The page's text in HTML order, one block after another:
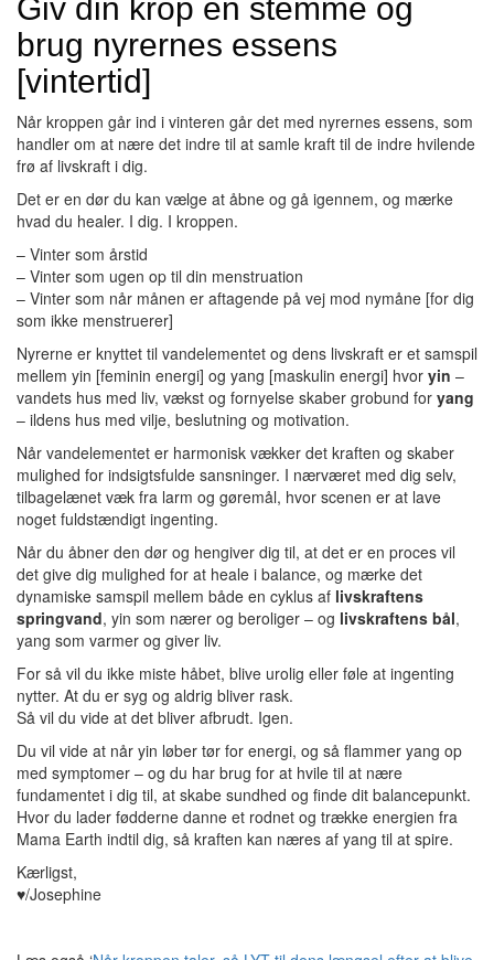
Giv din krop en stemme og
brug nyrernes essens
[vintertid]
Når kroppen går ind i vinteren går det med nyrernes essens, som
handler om at nære det indre til at samle kraft til de indre hvilende
frø af livskraft i dig.
Det er en dør du kan vælge at åbne og gå igennem, og mærke
hvad du healer. I dig. I kroppen.
– Vinter som årstid
– Vinter som ugen op til din menstruation
– Vinter som når månen er aftagende på vej mod nymåne [for dig
som ikke menstruerer]
Nyrerne er knyttet til vandelementet og dens livskraft er et samspil
mellem yin [feminin energi] og yang [maskulin energi] hvor yin –
vandets hus med liv, vækst og fornyelse skaber grobund for yang
– ildens hus med vilje, beslutning og motivation.
Når vandelementet er harmonisk vækker det kraften og skaber
mulighed for indsigtsfulde sansninger. I nærværet med dig selv,
tilbagelænet væk fra larm og gøremål, hvor scenen er at lave
noget fuldstændigt ingenting.
Når du åbner den dør og hengiver dig til, at det er en proces vil
det give dig mulighed for at heale i balance, og mærke det
dynamiske samspil mellem både en cyklus af livskraftens
springvand, yin som nærer og beroliger – og livskraftens bål,
yang som varmer og giver liv.
For så vil du ikke miste håbet, blive urolig eller føle at ingenting
nytter. At du er syg og aldrig bliver rask.
Så vil du vide at det bliver afbrudt. Igen.
Du vil vide at når yin løber tør for energi, og så flammer yang op
med symptomer – og du har brug for at hvile til at nære
fundamentet i dig til, at skabe sundhed og finde dit balancepunkt.
Hvor du lader fødderne danne et rodnet og trække energien fra
Mama Earth indtil dig, så kraften kan næres af yang til at spire.
Kærligst,
♥/Josephine